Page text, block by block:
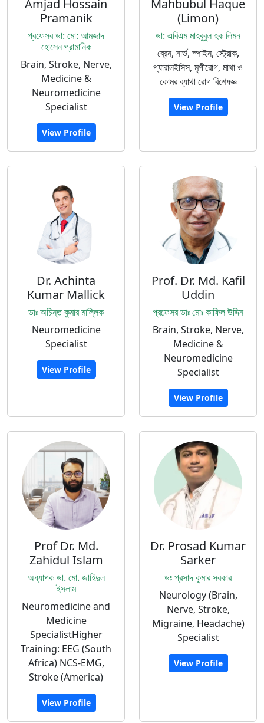
Amjad Hossain
Pramanik
প্রফেসর ডা: মো: আমজাদ
হোসেন প্রামানিক
Brain, Stroke, Nerve,
Medicine &
Neuromedicine
Specialist
View Profile
Mahbubul Haque
(Limon)
ডা: এবিএম মাহবুবুল হক লিমন
ব্রেন, নার্ভ, স্পাইন, স্ট্রোক,
প্যারালইসিস, মৃগীরোগ, মাথা ও
কোমর ব্যাথা রোগ বিশেষজ্ঞ
View Profile
Dr. Achinta
Kumar Mallick
ডাঃ অচিন্ত কুমার মাল্লিক
Neuromedicine
Specialist
View Profile
Prof. Dr. Md. Kafil
Uddin
প্রফেসর ডাঃ মোঃ কাফিল উদ্দিন
Brain, Stroke, Nerve,
Medicine &
Neuromedicine
Specialist
View Profile
Prof Dr. Md.
Zahidul Islam
অধ্যাপক ডা. মো. জাহিদুল
ইসলাম
Neuromedicine and
Medicine
SpecialistHigher
Training: EEG (South
Africa) NCS-EMG,
Stroke (America)
View Profile
Dr. Prosad Kumar
Sarker
ডঃ প্রসাদ কুমার সরকার
Neurology (Brain,
Nerve, Stroke,
Migraine, Headache)
Specialist
View Profile